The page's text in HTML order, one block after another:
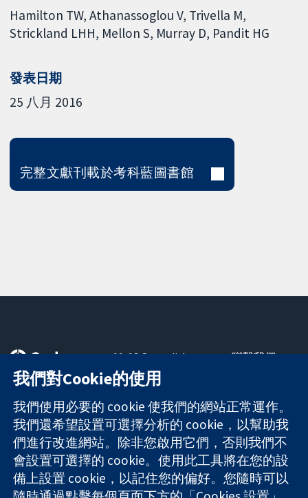
Hamilton TW Athanassoglou V Trivella M
Strickland LHH Mellon S Murray D Pandit HG
發表日期
25 八月 2016
完整文獻刊載於考科藍圖書館
可信任實證
知情決定
更完善的健康照
護
11-13 Cavendish
Square
London
W1G 0AN
United Kingdom
聯繫我們
關於我們
工作機會
Cochrane
Library
我們對Cookie的使用
我們使用必要的 cookie 使我們的網站正常運作。
我們還希望設置可選擇分析的 cookie，以幫助我
們進行改進網站。除非您啟用它們，否則我們不
會設置可選擇的 cookie。使用此工具將在您的設
備上設置 cookie，以記住您的偏好。您隨時可以